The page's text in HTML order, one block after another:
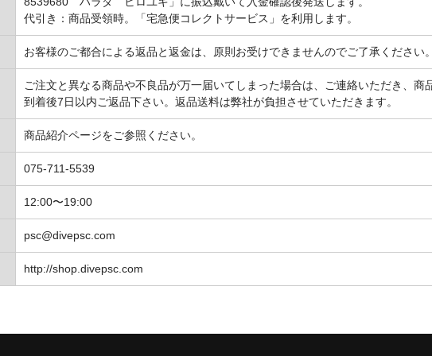
代引き：商品受領時。「宅急便コレクトサービス」を利用します。
お客様のご都合による返品と返金は、原則お受けできませんのでご了承ください
ご注文と異なる商品や不良品が万一届いてしまった場合は、ご連絡いただき、商
到着後7日以内ご返品下さい。返品送料は弊社が負担させていただきます。
商品紹介ページをご参照ください。
075-711-5539
12:00〜19:00
psc@divepsc.com
http://shop.divepsc.com